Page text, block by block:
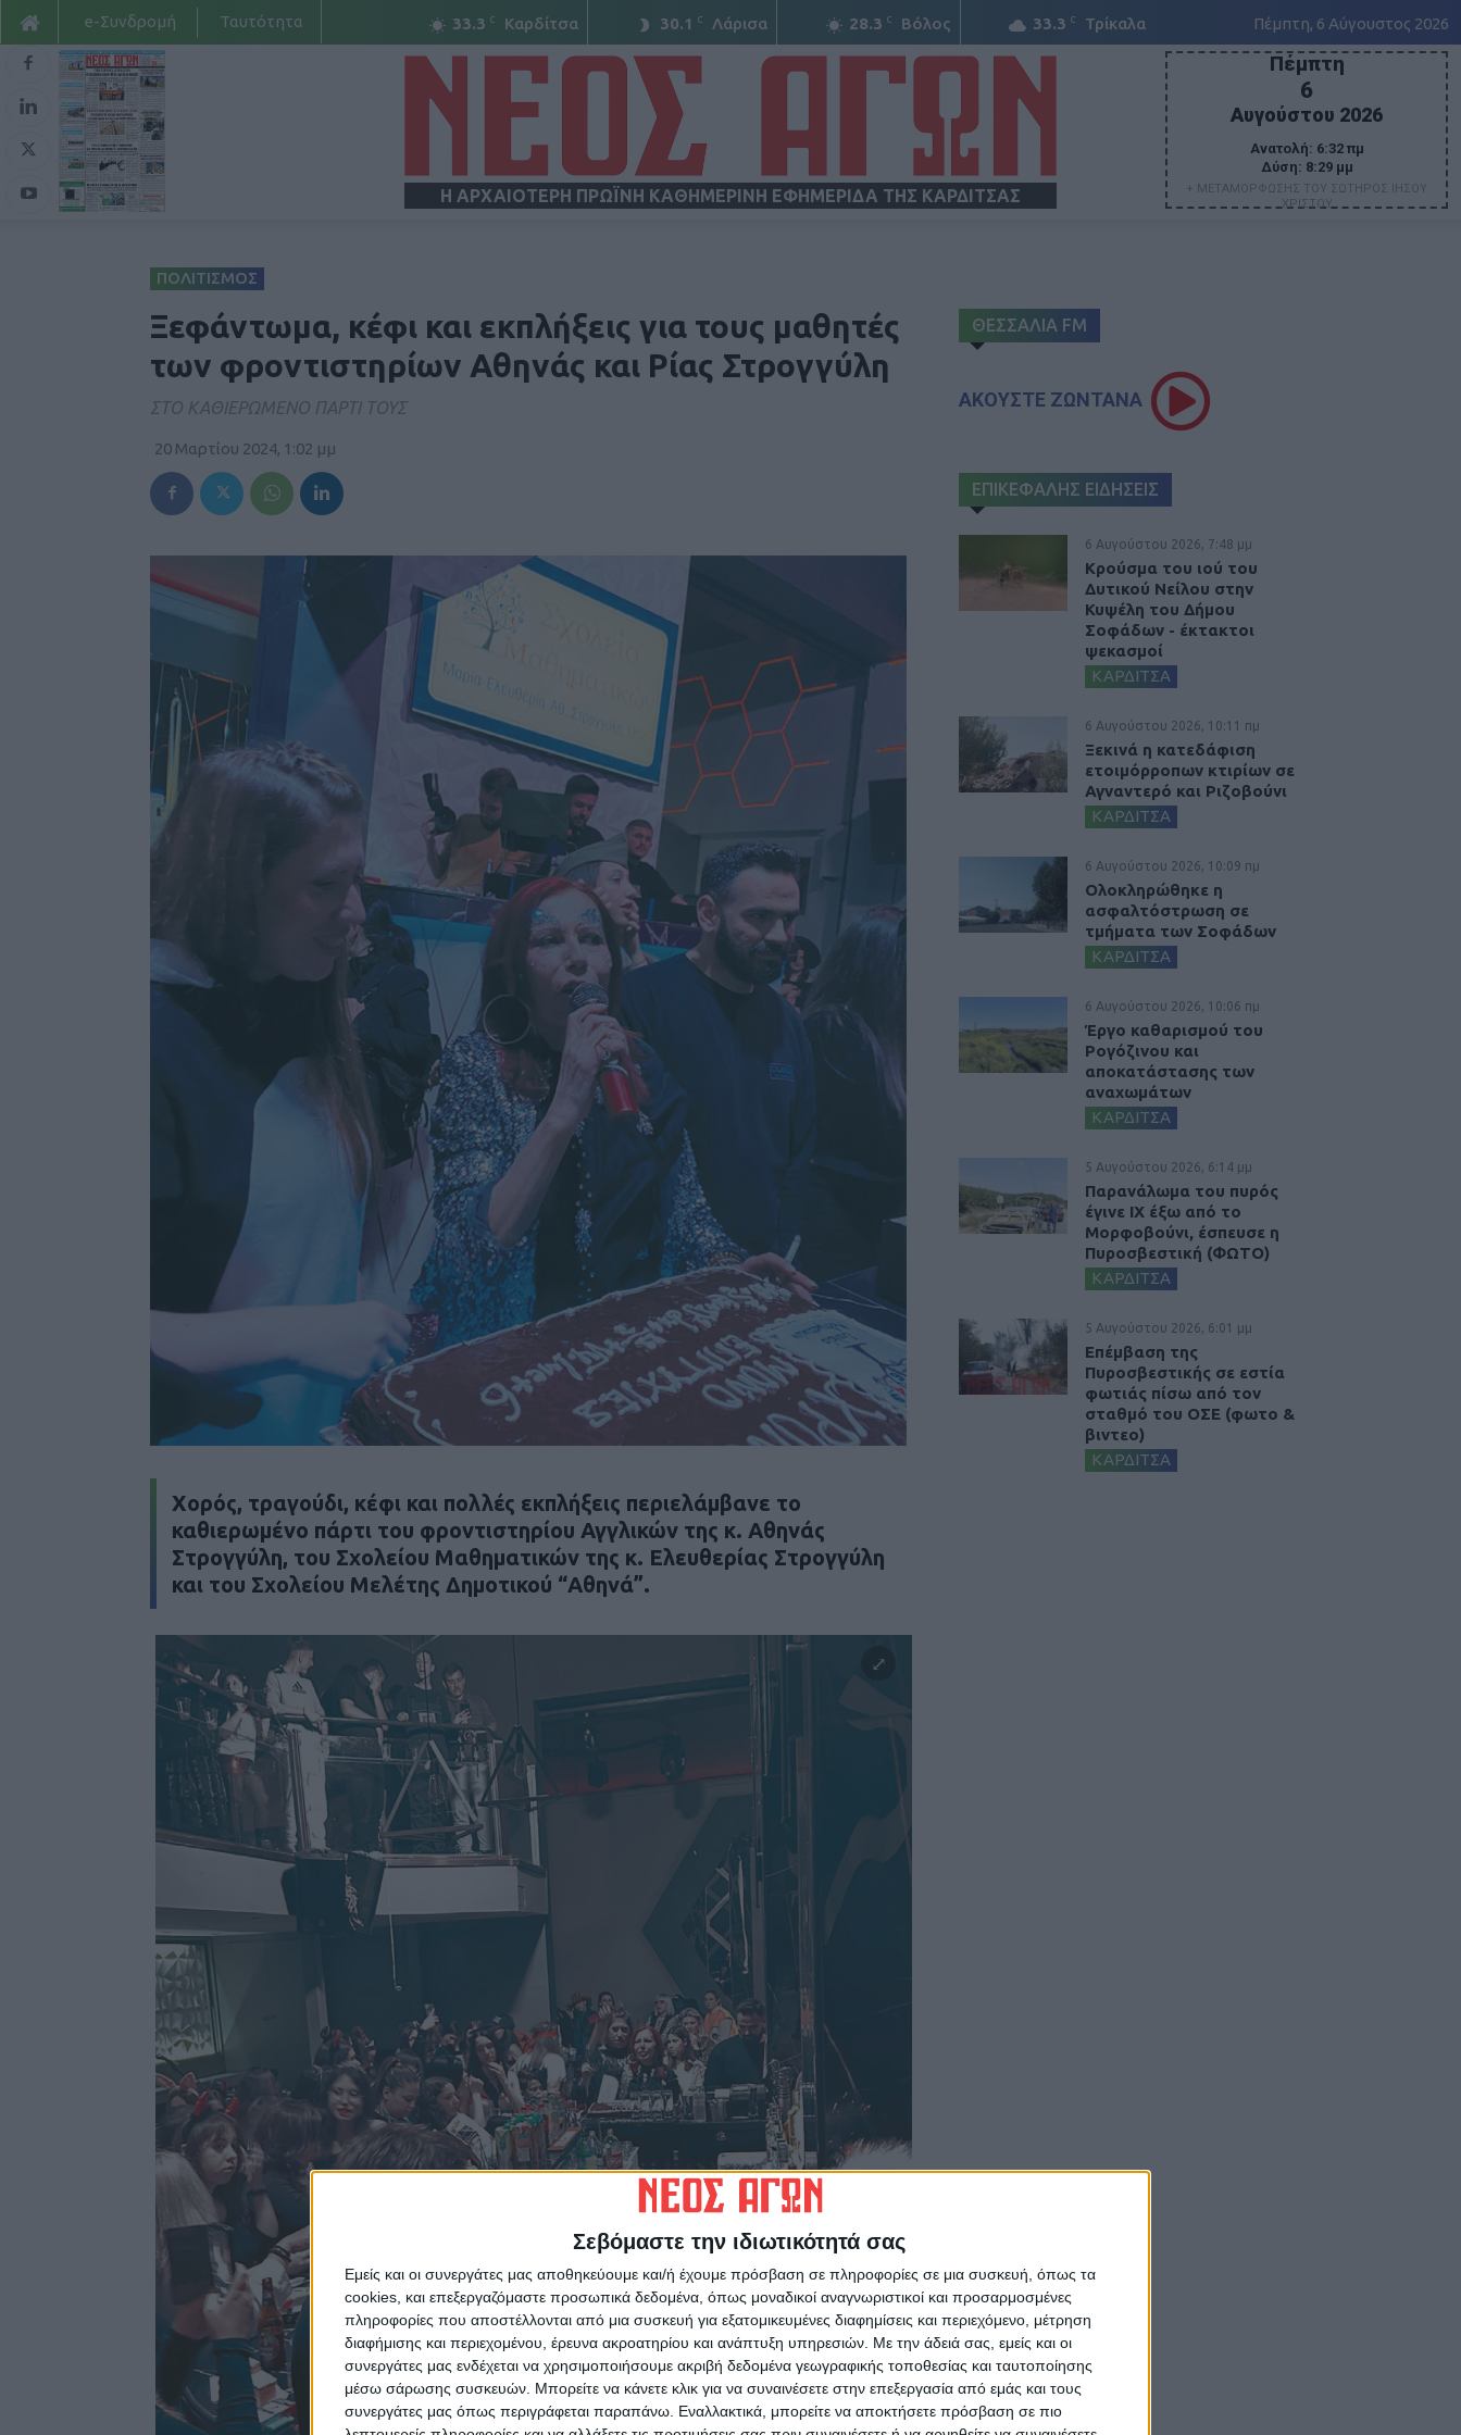
Σεβόμαστε την ιδιωτικότητά σας
Εμείς και οι συνεργάτες μας αποθηκεύουμε και/ή έχουμε πρόσβαση σε πληροφορίες σε μια συσκευή, όπως τα
cookies, και επεξεργαζόμαστε προσωπικά δεδομένα, όπως μοναδικοί αναγνωριστικοί και προσαρμοσμένες
πληροφορίες που αποστέλλονται από μια συσκευή για εξατομικευμένες διαφημίσεις και περιεχόμενο, μέτρηση
διαφήμισης και περιεχομένου, έρευνα ακροατηρίου και ανάπτυξη υπηρεσιών. Με την άδειά σας, εμείς και οι
συνεργάτες μας ενδέχεται να χρησιμοποιήσουμε ακριβή δεδομένα γεωγραφικής τοποθεσίας και ταυτοποίησης
μέσω σάρωσης συσκευών. Μπορείτε να κάνετε κλικ για να συναινέσετε στην επεξεργασία από εμάς και τους
συνεργάτες μας όπως περιγράφεται παραπάνω. Εναλλακτικά, μπορείτε να αποκτήσετε πρόσβαση σε πιο
33.3 C Καρδίτσα 30.1 C Λάρισα 28.3 C Βόλος 33.3 C Τρίκαλα Πέμπτη, 6 Αύγουστος 2026
e-Συνδρομή Ταυτότητα
Η ΑΡΧΑΙΟΤΕΡΗ ΠΡΩΪΝΗ ΚΑΘΗΜΕΡΙΝΗ ΕΦΗΜΕΡΙΔΑ ΤΗΣ ΚΑΡΔΙΤΣΑΣ
Πέμπτη
6
Αυγούστου 2026
Ανατολή: 6:32 πμ
Δύση: 8:29 μμ
+ ΜΕΤΑΜΟΡΦΩΣΗΣ ΤΟΥ ΣΩΤΗΡΟΣ ΙΗΣΟΥ
ΧΡΙΣΤΟΥ
ΠΟΛΙΤΙΣΜΟΣ
Ξεφάντωμα, κέφι και εκπλήξεις για τους μαθητές
των φροντιστηρίων Αθηνάς και Ρίας Στρογγύλη
ΣΤΟ ΚΑΘΙΕΡΩΜΕΝΟ ΠΑΡΤΙ ΤΟΥΣ
20 Μαρτίου 2024, 1:02 μμ
Xορός, τραγούδι, κέφι και πολλές εκπλήξεις περιελάμβανε το
καθιερωμένο πάρτι του φροντιστηρίου Αγγλικών της κ. Αθηνάς
Στρογγύλη, του Σχολείου Μαθηματικών της κ. Ελευθερίας Στρογγύλη
και του Σχολείου Μελέτης Δημοτικού “Αθηνά”.
ΘΕΣΣΑΛΙΑ FM
ΑΚΟΥΣΤΕ ΖΩΝΤΑΝΑ
ΕΠΙΚΕΦΑΛΗΣ ΕΙΔΗΣΕΙΣ
6 Αυγούστου 2026, 7:48 μμ
Κρούσμα του ιού του
Δυτικού Νείλου στην
Κυψέλη του Δήμου
Σοφάδων - έκτακτοι
ψεκασμοί
ΚΑΡΔΙΤΣΑ
6 Αυγούστου 2026, 10:11 πμ
Ξεκινά η κατεδάφιση
ετοιμόρροπων κτιρίων σε
Αγναντερό και Ριζοβούνι
ΚΑΡΔΙΤΣΑ
6 Αυγούστου 2026, 10:09 πμ
Ολοκληρώθηκε η
ασφαλτόστρωση σε
τμήματα των Σοφάδων
ΚΑΡΔΙΤΣΑ
6 Αυγούστου 2026, 10:06 πμ
Έργο καθαρισμού του
Ρογόζινου και
αποκατάστασης των
αναχωμάτων
ΚΑΡΔΙΤΣΑ
5 Αυγούστου 2026, 6:14 μμ
Παρανάλωμα του πυρός
έγινε ΙΧ έξω από το
Μορφοβούνι, έσπευσε η
Πυροσβεστική (ΦΩΤΟ)
ΚΑΡΔΙΤΣΑ
5 Αυγούστου 2026, 6:01 μμ
Επέμβαση της
Πυροσβεστικής σε εστία
φωτιάς πίσω από τον
σταθμό του ΟΣΕ (φωτο &
βιντεο)
ΚΑΡΔΙΤΣΑ